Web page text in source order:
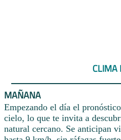
CLIMA
MAÑANA
Empezando el día el
cielo, lo que te invita a
natural cercano. Se anticipan